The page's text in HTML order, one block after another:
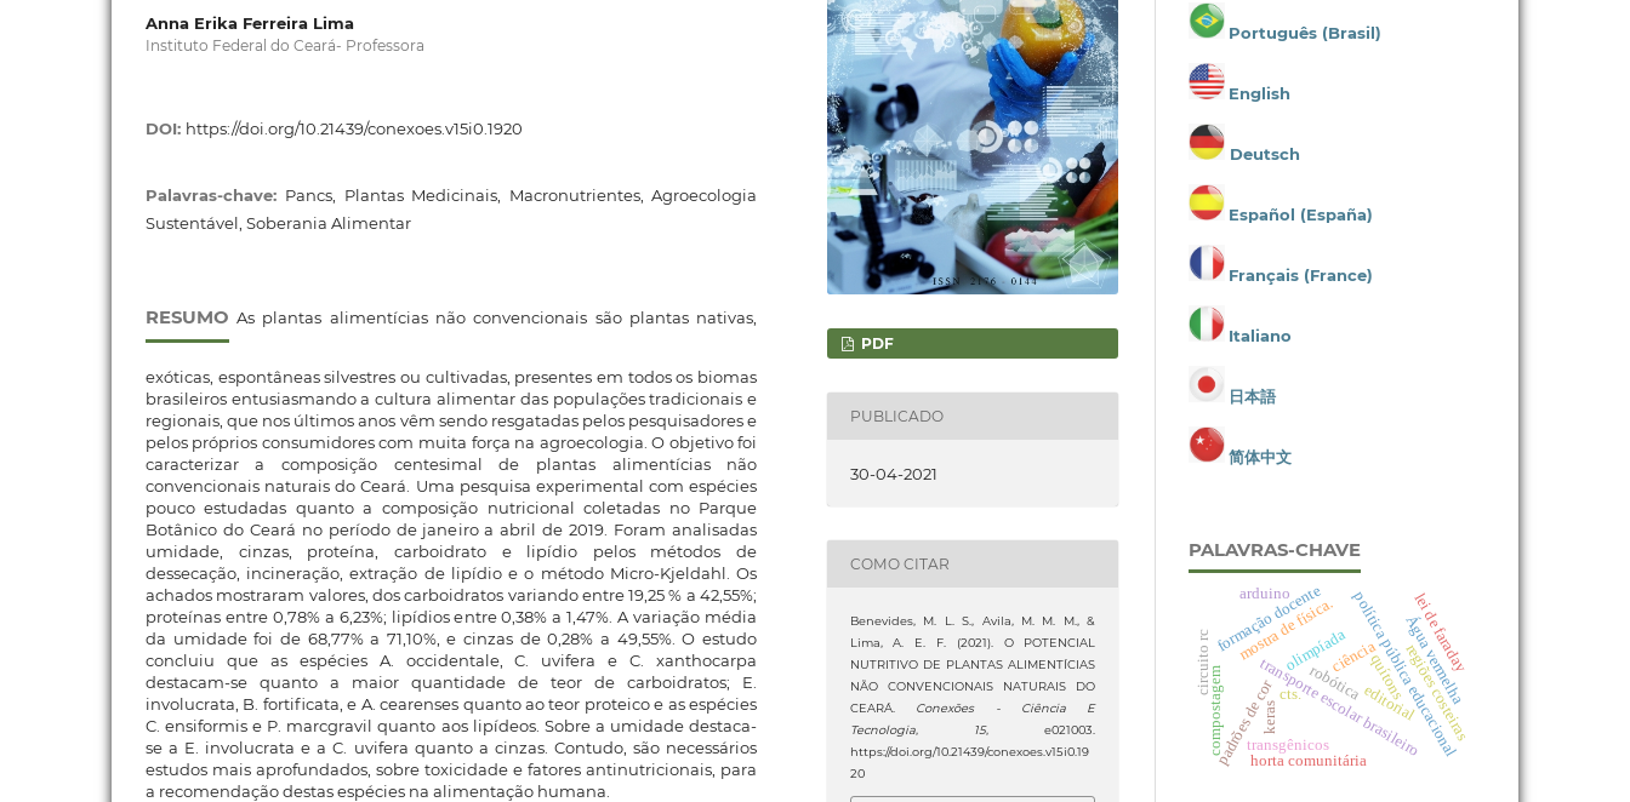
Anna Erika Ferreira Lima
Instituto Federal do Ceará- Professora
DOI: https://doi.org/10.21439/conexoes.v15i0.1920
Palavras-chave: Pancs, Plantas Medicinais, Macronutrientes, Agroecologia
Sustentável, Soberania Alimentar
RESUMO As plantas alimentícias não convencionais são plantas nativas,
exóticas, espontâneas silvestres ou cultivadas, presentes em todos os biomas
brasileiros entusiasmando a cultura alimentar das populações tradicionais e
regionais, que nos últimos anos vêm sendo resgatadas pelos pesquisadores e
pelos próprios consumidores com muita força na agroecologia. O objetivo foi
caracterizar a composição centesimal de plantas alimentícias não
convencionais naturais do Ceará. Uma pesquisa experimental com espécies
pouco estudadas quanto a composição nutricional coletadas no Parque
Botânico do Ceará no período de janeiro a abril de 2019. Foram analisadas
umidade, cinzas, proteína, carboidrato e lipídio pelos métodos de
dessecação, incineração, extração de lipídio e o método Micro-Kjeldahl. Os
achados mostraram valores, dos carboidratos variando entre 19,25 % a 42,55%;
proteínas entre 0,78% a 6,23%; lipídios entre 0,38% a 1,47%. A variação média
da umidade foi de 68,77% a 71,10%, e cinzas de 0,28% a 49,55%. O estudo
concluiu que as espécies A. occidentale, C. uvifera e C. xanthocarpa
destacam-se quanto a maior quantidade de teor de carboidratos; E.
involucrata, B. fortificata, e A. cearenses quanto ao teor proteico e as espécies
C. ensiformis e P. marcgravil quanto aos lipídeos. Sobre a umidade destaca-
se a E. involucrata e a C. uvifera quanto a cinzas. Contudo, são necessários
estudos mais aprofundados, sobre toxicidade e fatores antinutricionais, para
a recomendação destas espécies na alimentação humana.
PDF
PUBLICADO
30-04-2021
COMO CITAR
Benevides, M. L. S., Avila, M. M. M., &
Lima, A. E. F. (2021). O POTENCIAL
NUTRITIVO DE PLANTAS ALIMENTÍCIAS
NÃO CONVENCIONAIS NATURAIS DO
CEARÁ. Conexões - Ciência E
Tecnologia, 15, e021003.
https://doi.org/10.21439/conexoes.v15i0.19
20
Português (Brasil)
English
Deutsch
Español (España)
Français (France)
Italiano
日本語
简体中文
PALAVRAS-CHAVE
editorial
olimpíadapolítica pública educacional
transporte escolar brasileiro
padrões de cor quítonsregiões costeiras
robótica
keras
mostra de física.
formação docente
transgênicos
cts.
horta comunitária
Água vermelha
compostagem
lei de faraday
ciência
arduino
circuito rc